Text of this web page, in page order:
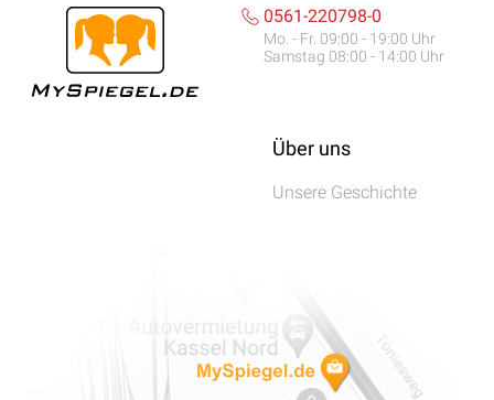
0561-220798-0
Mo. - Fr. 09:00 - 19:00 Uhr
Samstag 08:00 - 14:00 Uhr
Über uns
Unsere Geschichte